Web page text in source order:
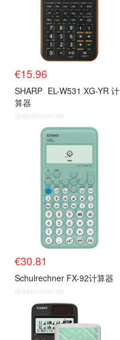
€15.96
SHARP EL-W531 XG-YR 计
算器
@dealmoon.de
€30.81
Schulrechner FX-92计算器
@dealmoon.de